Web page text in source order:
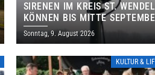
SIRENEN IM KREIS ST. WENDEL
KÖNNEN BIS MITTE
AUSSERPLANMÄSSIG HEULEN
Sonntag, 9. August 2026
KULTUR &